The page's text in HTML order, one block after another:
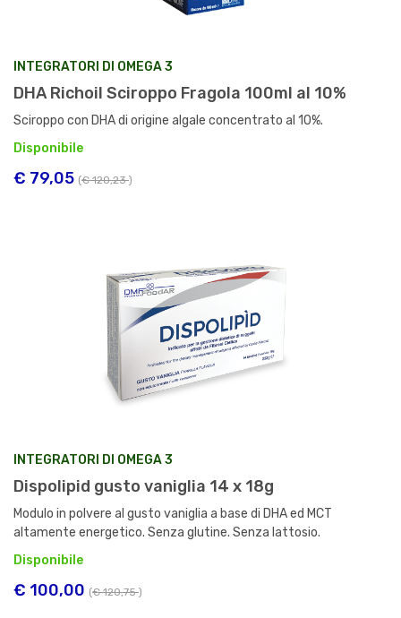
INTEGRATORI DI OMEGA 3
DHA Richoil Sciroppo Fragola 100ml al 10%
Sciroppo con DHA di origine algale concentrato al 10%.
Disponibile
€ 79,05 (€ 120,23)
INTEGRATORI DI OMEGA 3
Dispolipid gusto vaniglia 14 x 18g
Modulo in polvere al gusto vaniglia a base di DHA ed MCT
altamente energetico. Senza glutine. Senza lattosio.
Disponibile
€ 100,00 (€ 120,75)